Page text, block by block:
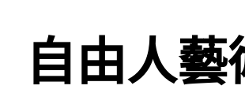
自由人藝